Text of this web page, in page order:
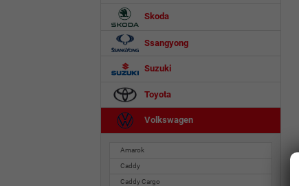
Skoda
Ssangyong
Suzuki
Toyota
Volkswagen
Amarok
Caddy
Caddy Cargo